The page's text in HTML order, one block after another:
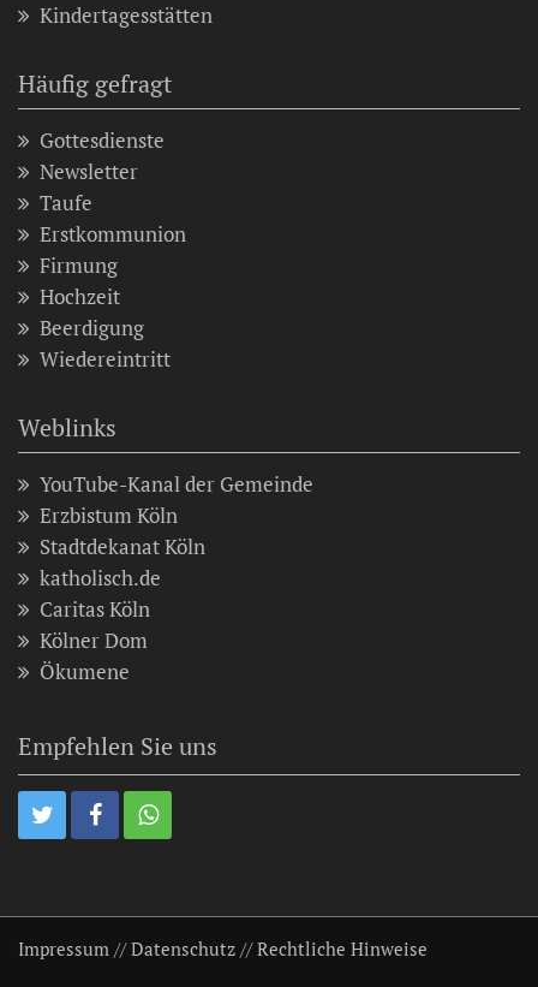
Kindertagesstätten
Häufig gefragt
Gottesdienste
Newsletter
Taufe
Erstkommunion
Firmung
Hochzeit
Beerdigung
Wiedereintritt
Weblinks
YouTube-Kanal der Gemeinde
Erzbistum Köln
Stadtdekanat Köln
katholisch.de
Caritas Köln
Kölner Dom
Ökumene
Empfehlen Sie uns
Impressum //Datenschutz //Rechtliche Hinweise